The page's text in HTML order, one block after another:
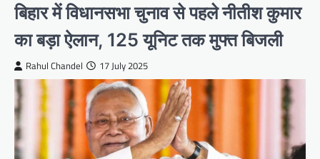
बिहार में विधानसभा चुनाव से पहले नीतीश कुमार
का बड़ा ऐलान, 125 यूनिट तक मुफ्त बिजली
Rahul Chandel 17 July 2025